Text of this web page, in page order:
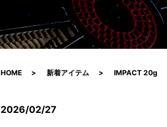
HOME 新着アイテム IMPACT 20g
2026/02/27